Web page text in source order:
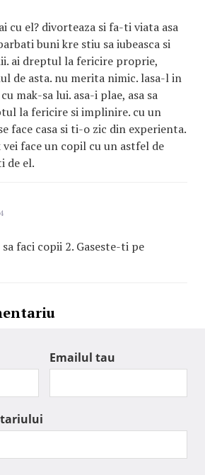
cu el? divorteaza si fa-ti viata asa
buni kre stiu sa iubeasca si
ai dreptul la fericire proprie,
de asta. nu merita nimic. lasa-l in
mak-sa lui. asa-i plae, asa sa
la fericire si implinire. cu un
face casa si ti-o zic din experienta.
face un copil cu un astfel de
de el.
faci copii 2. Gaseste-ti pe
Emailul tau